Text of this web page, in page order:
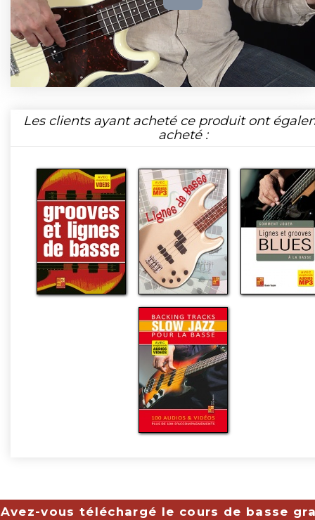
Les clients ayant acheté ce produit ont
acheté :
Avez-vous téléchargé le cours de basse